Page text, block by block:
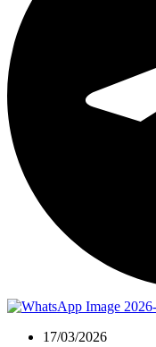
17/03/2026